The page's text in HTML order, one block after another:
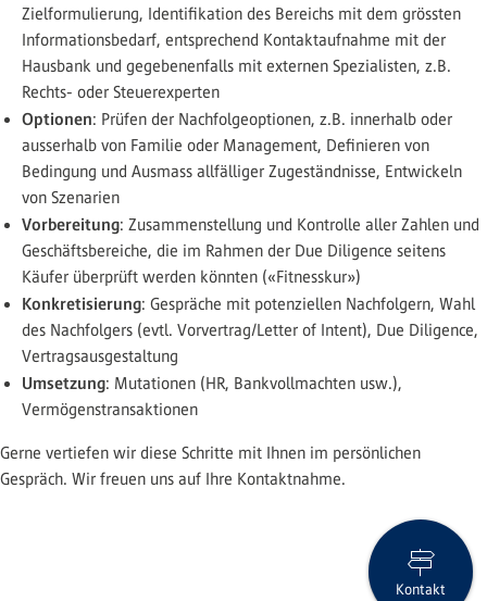
Zielformulierung, Identifikation des Bereichs mit dem grössten
Informationsbedarf, entsprechend Kontaktaufnahme mit der
Hausbank und gegebenenfalls mit externen Spezialisten, z.B.
Rechts- oder Steuerexperten
Optionen: Prüfen der Nachfolgeoptionen, z.B. innerhalb oder
ausserhalb von Familie oder Management, Definieren von
Bedingung und Ausmass allfälliger Zugeständnisse, Entwickeln
von Szenarien
Vorbereitung: Zusammenstellung und Kontrolle aller Zahlen und
Geschäftsbereiche, die im Rahmen der Due Diligence seitens
Käufer überprüft werden könnten («Fitnesskur»)
Konkretisierung: Gespräche mit potenziellen Nachfolgern, Wahl
des Nachfolgers (evtl. Vorvertrag/Letter of Intent), Due Diligence,
Vertragsausgestaltung
Umsetzung: Mutationen (HR, Bankvollmachten usw.),
Vermögenstransaktionen
Gerne vertiefen wir diese Schritte mit Ihnen im persönlichen
Gespräch.​ ​​​​​​Wir freuen uns auf Ihre Kontaktnahme.
Kontakt